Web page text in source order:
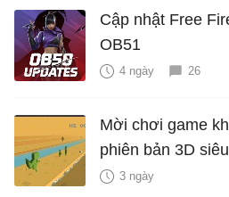
Cập nhật Free
OB51
4 ngày 26
Mời chơi game
phiên bản 3D
3 ngày